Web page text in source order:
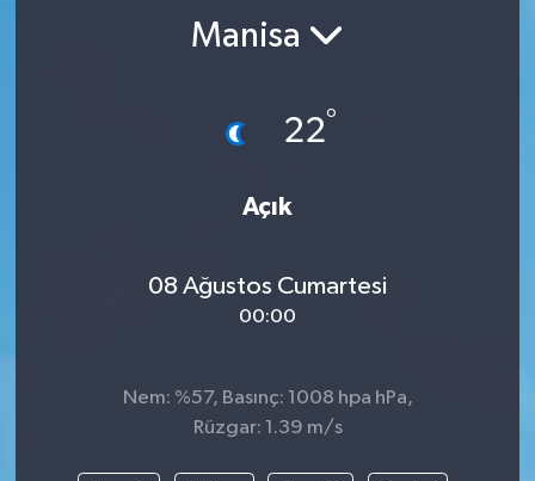
Manisa
22°
Açık
08 Ağustos Cumartesi
00:00
Nem: %57, Basınç: 1008 hpa hPa,
Rüzgar: 1.39 m/s